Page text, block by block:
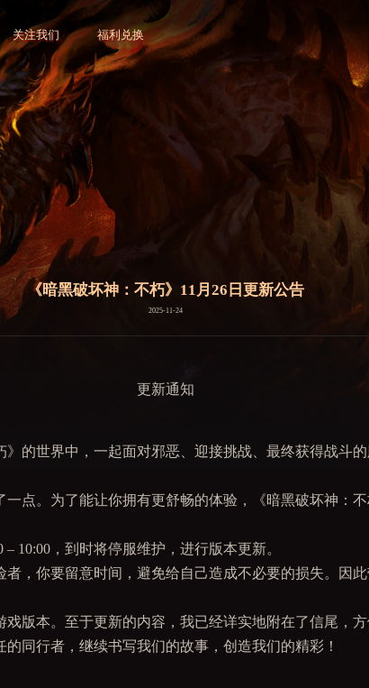
关注我们 福利兑换
《暗黑破坏神：不朽》11月26日更新公告
2025-11-24
更新通知
》的世界中，一起面对邪恶、迎接挑战、最终获得战斗
一点。为了能让你拥有更舒畅的体验，《暗黑破坏神：
– 10:00，到时将停服维护，进行版本更新。
者，你要留意时间，避免给自己造成不必要的损失。因
版本。至于更新的内容，我已经详实地附在了信尾，方
同行者，继续书写我们的故事，创造我们的精彩！